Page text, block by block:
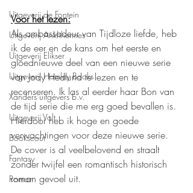
Uitgeverij de Fontein
Uitgeverij Ankhhermes
Uitgeverij Elikser
Uitgeverij Hamley Books
Xanders uitgevers b.v.
Uitgeverij Volt
Bookscout
Fantasy
Roman
Voor het lezen:
Als ambassadeur van Tijdloze liefde, heb
ik de eer en de kans om het eerste en
gloednieuwe deel van een nieuwe serie
van Jody Hedlund te lezen en te
recenseren. Ik las al eerder haar Bon van
de tijd serie die me erg goed bevallen is.
Hierdoor heb ik hoge en goede
verwachtingen voor deze nieuwe serie.
De cover is al veelbelovend en straalt
zonder twijfel een romantisch historisch
roman gevoel uit.